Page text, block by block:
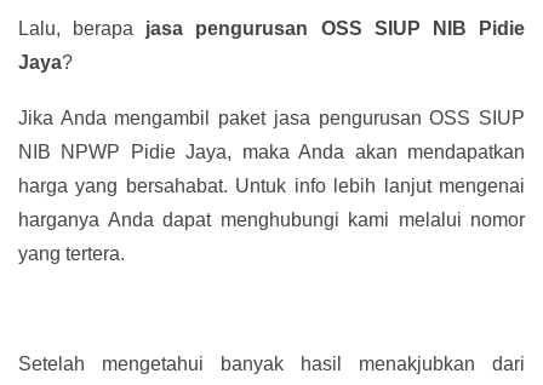
Lalu, berapa jasa pengurusan OSS SIUP NIB Pidie
Jaya?
Jika Anda mengambil paket jasa pengurusan OSS SIUP
NIB NPWP Pidie Jaya, maka Anda akan mendapatkan
harga yang bersahabat. Untuk info lebih lanjut mengenai
harganya Anda dapat menghubungi kami melalui nomor
yang tertera.
Setelah mengetahui banyak hasil menakjubkan dari